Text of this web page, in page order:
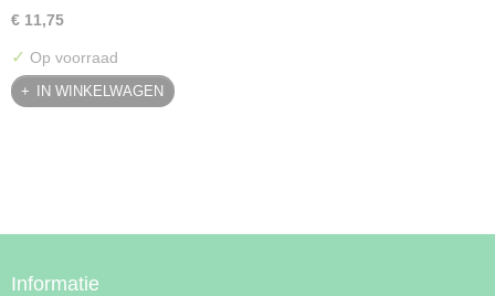
€ 11,75
✓ Op voorraad
IN WINKELWAGEN
Informatie